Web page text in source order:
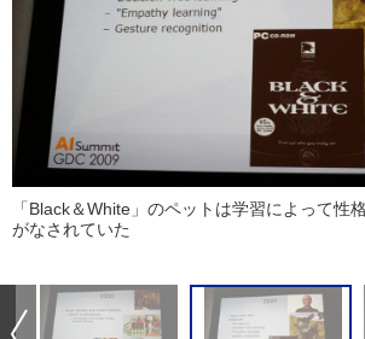
「Black＆White」のペットは学習によって性
がなされていた